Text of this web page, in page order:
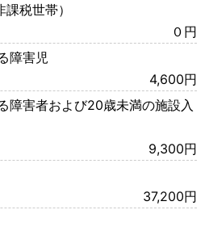
税世帯）
０円
障害児
4,600円
障害者および20歳未満の施設入
9,300円
37,200円